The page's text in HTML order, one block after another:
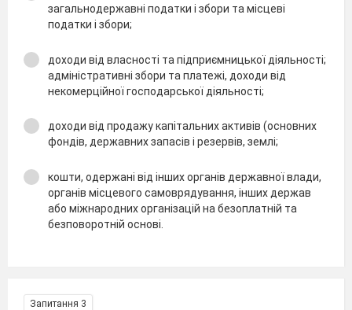
загальнодержавні податки і збори та місцеві
податки і збори;
доходи від власності та підприємницької діяльності;
адміністративні збори та платежі, доходи від
некомерційної господарської діяльності;
доходи від продажу капітальних активів (основних
фондів, державних запасів і резервів, землі;
кошти, одержані від інших органів державної влади,
органів місцевого самоврядування, інших держав
або міжнародних організацій на безоплатній та
безповоротній основі.
Запитання 3